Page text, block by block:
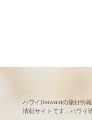
ハワイ(hawaii)の旅行情
情報サイトです。ハワイ